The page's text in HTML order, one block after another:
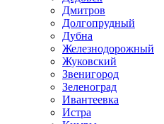
Дмитров
Долгопрудный
Дубна
Железнодорожный
Жуковский
Звенигород
Зеленоград
Ивантеевка
Истра